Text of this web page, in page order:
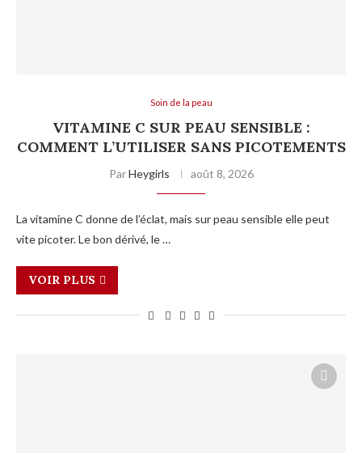
Soin de la peau
VITAMINE C SUR PEAU SENSIBLE :
COMMENT L’UTILISER SANS PICOTEMENTS
ParHeygirls août 8, 2026
La vitamine C donne de l’éclat, mais sur peau sensible elle peut
vite picoter. Le bon dérivé, le …
VOIR PLUS